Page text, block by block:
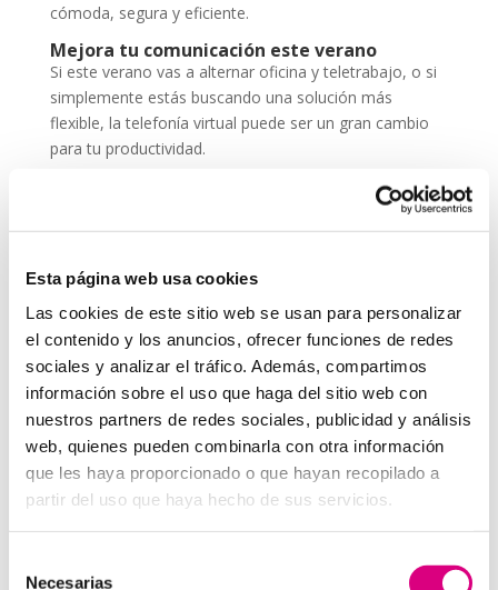
Esta página web usa cookies
Las cookies de este sitio web se usan para personalizar
el contenido y los anuncios, ofrecer funciones de redes
sociales y analizar el tráfico. Además, compartimos
información sobre el uso que haga del sitio web con
nuestros partners de redes sociales, publicidad y análisis
web, quienes pueden combinarla con otra información
que les haya proporcionado o que hayan recopilado a
partir del uso que haya hecho de sus servicios.
Necesarias
cómoda, segura y eficiente.
Mejora tu comunicación este verano
Si este verano vas a alternar oficina y teletrabajo, o si
simplemente estás buscando una solución más
flexible, la telefonía virtual puede ser un gran cambio
para tu productividad.
Recuerda que comunicarte bien es parte esencial de
campaña online.
System Network, tu operadora de telefonía
virtual en España
DesdeTelefonía VirtualNetwork, os invitamos a
que nos permitas estudiar tu caso particular.
Aunque si lo prefieres, puedes enviarnos un correo
electrónico avirtual@networkes.com o llamarnos al
900 800 806.
Tenemos más de15 años de experiencia en
flexibilidad en el aprovisionamiento de servicios, así